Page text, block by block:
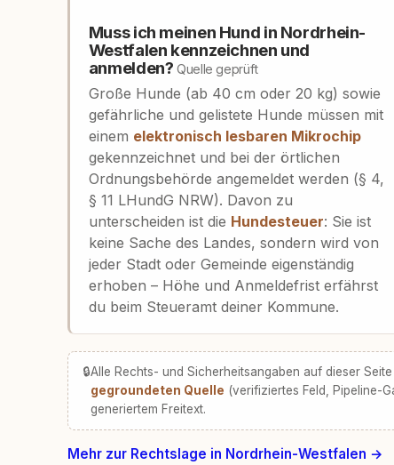
Muss ich meinen Hund in Nordrhein-
Westfalen kennzeichnen und
anmelden?Quelle geprüft
Große Hunde (ab 40 cm oder 20 kg) sowie
gefährliche und gelistete Hunde müssen mit
einem elektronisch lesbaren Mikrochip
gekennzeichnet und bei der örtlichen
Ordnungsbehörde angemeldet werden (§ 4,
§ 11 LHundG NRW). Davon zu
unterscheiden ist die Hundesteuer: Sie ist
keine Sache des Landes, sondern wird von
jeder Stadt oder Gemeinde eigenständig
erhoben – Höhe und Anmeldefrist erfährst
du beim Steueramt deiner Kommune.
🔒Alle Rechts- und Sicherheitsangaben auf dieser
gegroundeten Quelle (verifiziertes Feld, Pipeline-
generiertem Freitext.
Mehr zur Rechtslage in Nordrhein-Westfalen →